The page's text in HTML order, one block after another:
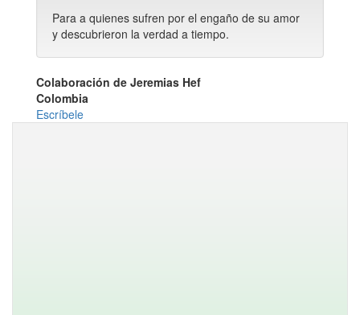
Para a quienes sufren por el engaño de su amor
y descubrieron la verdad a tiempo.
Colaboración de Jeremias Hef
Colombia
Escríbele